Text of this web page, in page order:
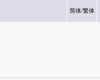
简体/繁体